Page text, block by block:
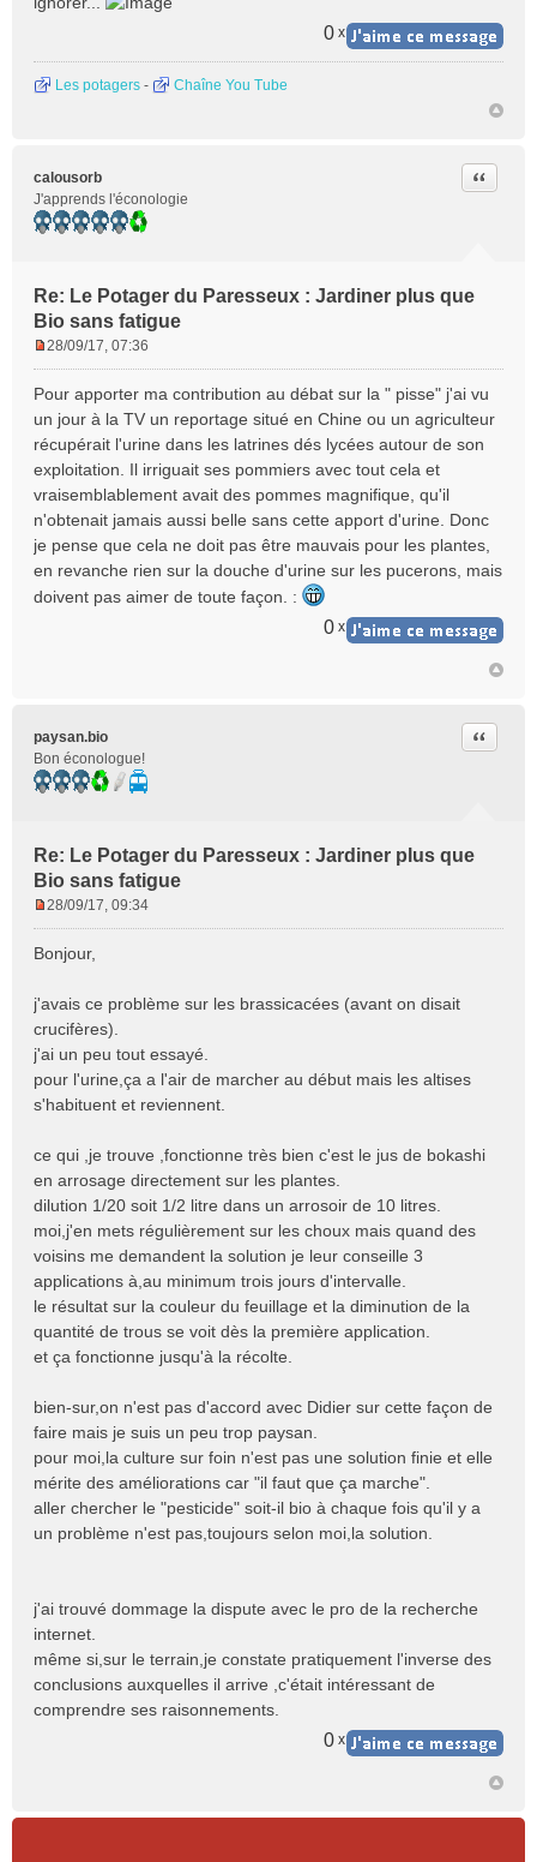
s
e
n
u
0 x
Les potagers - Chaîne You Tube
calousorb
J'apprends l'éconologie
Re: Le Potager du Paresseux : Jardiner plus que
Bio sans fatigue
Citer
s
s
a
g
e
n
l
u
28/09/17, 07:36
Pour apporter ma contribution au débat sur la " pisse" j'ai vu
un jour à la TV un reportage situé en Chine ou un agriculteur
récupérait l'urine dans les latrines dés lycées autour de son
exploitation. Il irriguait ses pommiers avec tout cela et
vraisemblablement avait des pommes magnifique, qu'il
n'obtenait jamais aussi belle sans cette apport d'urine. Donc
je pense que cela ne doit pas être mauvais pour les plantes,
en revanche rien sur la douche d'urine sur les pucerons, mais
doivent pas aimer de toute façon. :
0 x
paysan.bio
Bon éconologue!
Re: Le Potager du Paresseux : Jardiner plus que
Bio sans fatigue
Citer
s
a
g
e
n
u
28/09/17, 09:34
Bonjour,
j'avais ce problème sur les brassicacées (avant on disait
crucifères).
j'ai un peu tout essayé.
pour l'urine,ça a l'air de marcher au début mais les altises
s'habituent et reviennent.
ce qui ,je trouve ,fonctionne très bien c'est le jus de bokashi
en arrosage directement sur les plantes.
dilution 1/20 soit 1/2 litre dans un arrosoir de 10 litres.
moi,j'en mets régulièrement sur les choux mais quand des
voisins me demandent la solution je leur conseille 3
applications à,au minimum trois jours d'intervalle.
le résultat sur la couleur du feuillage et la diminution de la
quantité de trous se voit dès la première application.
et ça fonctionne jusqu'à la récolte.
bien-sur,on n'est pas d'accord avec Didier sur cette façon de
faire mais je suis un peu trop paysan.
pour moi,la culture sur foin n'est pas une solution finie et elle
mérite des améliorations car "il faut que ça marche".
aller chercher le "pesticide" soit-il bio à chaque fois qu'il y a
un problème n'est pas,toujours selon moi,la solution.
j'ai trouvé dommage la dispute avec le pro de la recherche
internet.
même si,sur le terrain,je constate pratiquement l'inverse des
conclusions auxquelles il arrive ,c'était intéressant de
comprendre ses raisonnements.
0 x